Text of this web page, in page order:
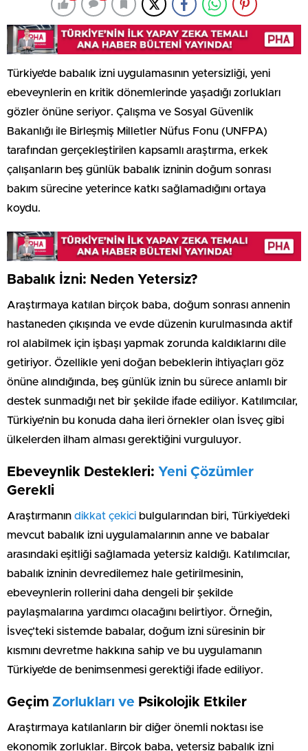
Türkiye’de babalık izni uygulamasının yetersizliği, yeni
ebeveynlerin en kritik dönemlerinde yaşadığı zorlukları
gözler önüne seriyor. Çalışma ve Sosyal Güvenlik
Bakanlığı ile Birleşmiş Milletler Nüfus Fonu (UNFPA)
tarafından gerçekleştirilen kapsamlı araştırma, erkek
çalışanların beş günlük babalık izninin doğum sonrası
bakım sürecine yeterince katkı sağlamadığını ortaya
koydu.
Babalık İzni: Neden Yetersiz?
Araştırmaya katılan birçok baba, doğum sonrası annenin
hastaneden çıkışında ve evde düzenin kurulmasında aktif
rol alabilmek için işbaşı yapmak zorunda kaldıklarını dile
getiriyor. Özellikle yeni doğan bebeklerin ihtiyaçları göz
önüne alındığında, beş günlük iznin bu sürece anlamlı bir
destek sunmadığı net bir şekilde ifade ediliyor. Katılımcılar,
Türkiye’nin bu konuda daha ileri örnekler olan İsveç gibi
ülkelerden ilham alması gerektiğini vurguluyor.
Ebeveynlik Destekleri: Yeni Çözümler
Gerekli
Araştırmanın dikkat çekici bulgularından biri, Türkiye’deki
mevcut babalık izni uygulamalarının anne ve babalar
arasındaki eşitliği sağlamada yetersiz kaldığı. Katılımcılar,
babalık izninin devredilemez hale getirilmesinin,
ebeveynlerin rollerini daha dengeli bir şekilde
paylaşmalarına yardımcı olacağını belirtiyor. Örneğin,
İsveç’teki sistemde babalar, doğum izni süresinin bir
kısmını devretme hakkına sahip ve bu uygulamanın
Türkiye’de de benimsenmesi gerektiği ifade ediliyor.
Geçim Zorlukları ve Psikolojik Etkiler
Araştırmaya katılanların bir diğer önemli noktası ise
ekonomik zorluklar. Birçok baba, yetersiz babalık izni